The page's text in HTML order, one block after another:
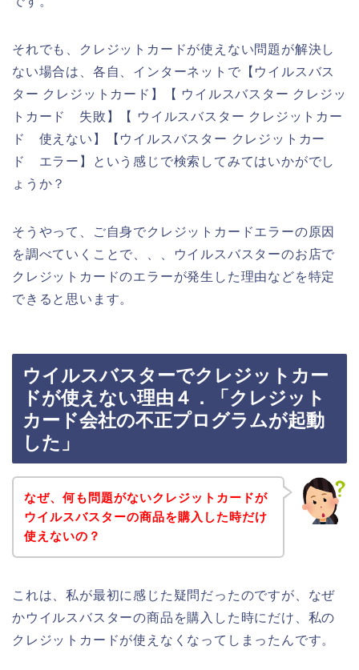
それでも、クレジットカードが使えない問題が解決し
ない場合は、各自、インターネットで【ウイルスバス
ター クレジットカード】【 ウイルスバスター クレジッ
トカード 失敗】【 ウイルスバスター クレジットカー
ド 使えない】【ウイルスバスター クレジットカー
ド エラー】という感じで検索してみてはいかがでし
ょうか？
そうやって、ご自身でクレジットカードエラーの原因
を調べていくことで、、、ウイルスバスターのお店で
クレジットカードのエラーが発生した理由などを特定
できると思います。
ウイルスバスターでクレジットカー
ドが使えない理由４．「クレジット
カード会社の不正プログラムが起動
した」
なぜ、何も問題がないクレジットカードが
ウイルスバスターの商品を購入した時だけ
使えないの？
これは、私が最初に感じた疑問だったのですが、なぜ
かウイルスバスターの商品を購入した時にだけ、私の
クレジットカードが使えなくなってしまったんです。